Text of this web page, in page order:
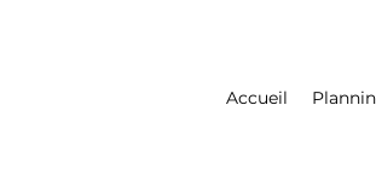
Accueil